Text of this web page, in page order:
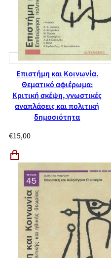
Δημήτρης Χριστόπουλος,
καθεστώς ιθαγένειας από την
ως τις αρχές του 21ου αιώνα
Δεοντολογία και διαδικασίες
Publication ethics and
Επιστήμη και Κοινωνία.
Θεματικό αφιέρωμα:
Κριτική σκέψη, γνωστικές
αναπλάσεις και πολιτική
δημοσιότητα
€15,00